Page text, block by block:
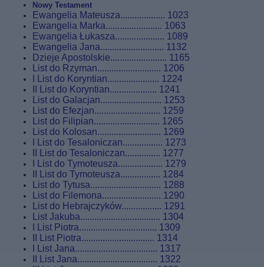
Nowy Testament
Ewangelia Mateusza................... 1023
Ewangelia Marka........................ 1063
Ewangelia Łukasza..................... 1089
Ewangelia Jana........................... 1132
Dzieje Apostolskie........................ 1165
List do Rzyman........................... 1206
I List do Koryntian...................... 1224
II List do Koryntian.................... 1241
List do Galacjan.......................... 1253
List do Efezjan............................ 1259
List do Filipian............................ 1265
List do Kolosan........................... 1269
I List do Tesaloniczan................. 1273
II List do Tesaloniczan............... 1277
I List do Tymoteusza................... 1279
II List do Tymoteusza................. 1284
List do Tytusa.............................. 1288
List do Filemona......................... 1290
List do Hebrajczyków................. 1291
List Jakuba.................................. 1304
I List Piotra................................. 1309
II List Piotra............................... 1314
I List Jana................................... 1317
II List Jana.................................. 1322